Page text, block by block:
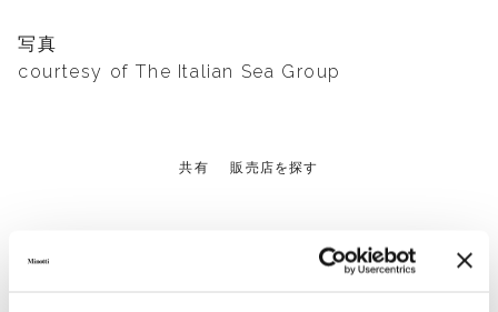
写真
courtesy of The Italian Sea Group
共有 販売店を探す